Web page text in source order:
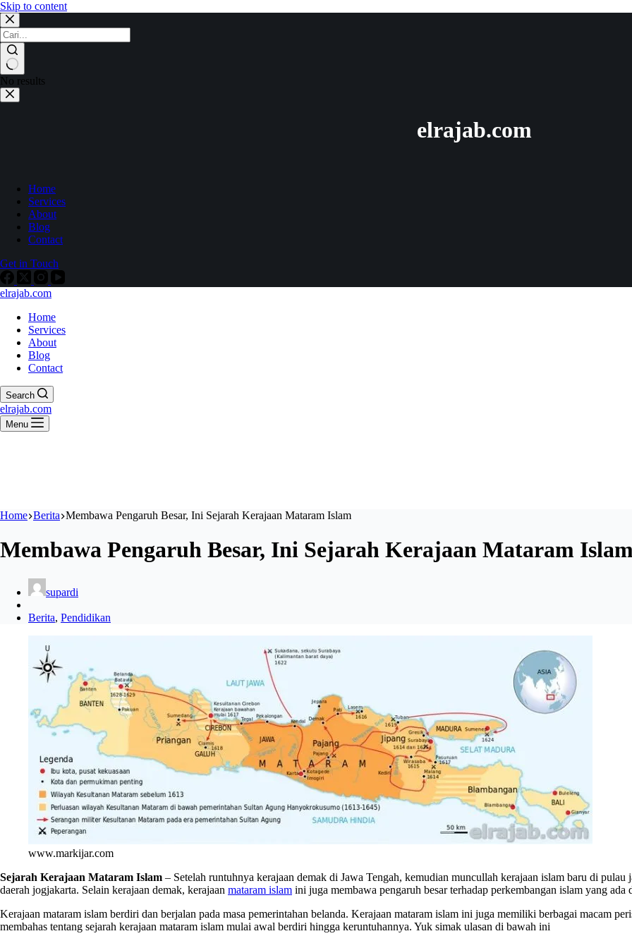
Skip to content
No results
elrajab.com
Home
Services
About
Blog
Contact
Get in Touch
elrajab.com
Home
Services
About
Blog
Contact
Search
elrajab.com
Menu
Home Berita Membawa Pengaruh Besar, Ini Sejarah Kerajaan Mataram Islam
Membawa Pengaruh Besar, Ini Sejarah Kerajaan Mataram
supardi
Berita, Pendidikan
www.markijar.com
Sejarah Kerajaan Mataram Islam – Setelah runtuhnya kerajaan demak di Jawa Tengah, kemudian muncullah kerajaan islam baru di
daerah jogjakarta. Selain kerajaan demak, kerajaan mataram islam ini juga membawa pengaruh besar terhadap perkembangan islam yang ada
Kerajaan mataram islam berdiri dan berjalan pada masa pemerintahan belanda. Kerajaan mataram islam ini juga memiliki berbagai macam
membahas tentang sejarah kerajaan mataram islam mulai awal berdiri hingga keruntuhannya. Yuk simak ulasan di bawah ini